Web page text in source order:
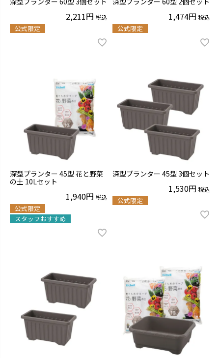
2,211 税込
公式限定
1,474 税込
公式限定
深型プランター 45型 花と野菜
の土 10Lセット
1,940 税込
公式限定
スタッフおすすめ
深型プランター 45型 3個セット
1,530 税込
公式限定